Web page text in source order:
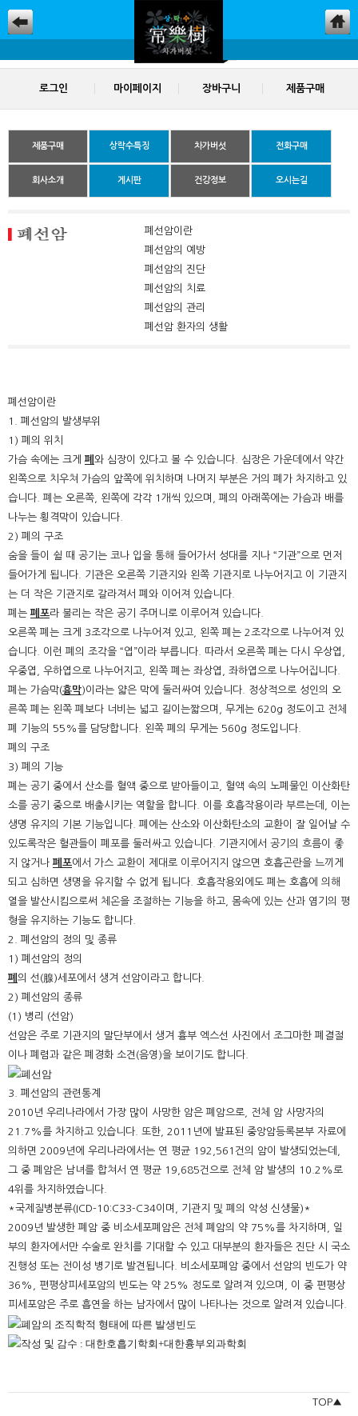
로그인 마이페이지 장바구니 제품구매
제품구매 상락수특징 차가버섯 전화구매
회사소개 게시판 건강정보 오시는길
폐선암이란
폐선암의 예방
폐선암의 진단
폐선암의 치료
폐선암의 관리
폐선암 환자의 생활
폐선암이란
1. 폐선암의 발생부위
1) 폐의 위치
가슴 속에는 크게폐 와 심장이 있다고 볼 수 있습니다. 심장은 가운데에서 약간
왼쪽으로 치우쳐 가슴의 앞쪽에 위치하며 나머지 부분은 거의 폐가 차지하고 있
습니다. 폐는 오른쪽, 왼쪽에 각각 1개씩 있으며, 폐의 아래쪽에는 가슴과 배를
나누는 횡격막이 있습니다.
2) 폐의 구조
숨을 들이 쉴 때 공기는 코나 입을 통해 들어가서 성대를 지나 “기관”으로 먼저
들어가게 됩니다. 기관은 오른쪽 기관지와 왼쪽 기관지로 나누어지고 이 기관지
는 더 작은 기관지로 갈라져서 폐와 이어져 있습니다.
폐는폐포라 불리는 작은 공기 주머니로 이루어져 있습니다.
오른쪽 폐는 크게 3조각으로 나누어져 있고, 왼쪽 폐는 2조각으로 나누어져 있
습니다. 이런 폐의 조각을 “엽”이라 부릅니다. 따라서 오른쪽 폐는 다시 우상엽,
우중엽, 우하엽으로 나누어지고, 왼쪽 폐는 좌상엽, 좌하엽으로 나누어집니다.
폐는 가슴막(흉막)이라는 얇은 막에 둘러싸여 있습니다. 정상적으로 성인의 오
른쪽 폐는 왼쪽 폐보다 너비는 넓고 길이는짧으며, 무게는 620g 정도이고 전체
폐 기능의 55%를 담당합니다. 왼쪽 폐의 무게는 560g 정도입니다.
폐의 구조
3) 폐의 기능
폐는 공기 중에서 산소를 혈액 중으로 받아들이고, 혈액 속의 노폐물인 이산화탄
소를 공기 중으로 배출시키는 역할을 합니다. 이를 호흡작용이라 부르는데, 이는
생명 유지의 기본 기능입니다. 폐에는 산소와 이산화탄소의 교환이 잘 일어날 수
있도록작은 혈관들이 폐포를 둘러싸고 있습니다. 기관지에서 공기의 흐름이 좋
지 않거나폐포에서 가스 교환이 제대로 이루어지지 않으면 호흡곤란을 느끼게
되고 심하면 생명을 유지할 수 없게 됩니다. 호흡작용외에도 폐는 호흡에 의해
열을 발산시킴으로써 체온을 조절하는 기능을 하고, 몸속에 있는 산과 염기의 평
형을 유지하는 기능도 합니다.
2. 폐선암의 정의 및 종류
1) 폐선암의 정의
폐 의 선(腺)세포에서 생겨 선암이라고 합니다.
2) 폐선암의 종류
(1) 병리 (선암)
선암은 주로 기관지의 말단부에서 생겨 흉부 엑스선 사진에서 조그마한 폐결절
이나 폐렴과 같은 폐경화 소견(음영)을 보이기도 합니다.
3. 폐선암의 관련통계
2010년 우리나라에서 가장 많이 사망한 암은 폐암으로, 전체 암 사망자의
21.7%를 차지하고 있습니다. 또한, 2011년에 발표된 중앙암등록본부 자료에
의하면 2009년에 우리나라에서는 연 평균 192,561건의 암이 발생되었는데,
그 중 폐암은 남녀를 합쳐서 연 평균 19,685건으로 전체 암 발생의 10.2%로
4위를 차지하였습니다.
*국제질병분류(ICD-10:C33-C34이며, 기관지 및 폐의 악성 신생물)*
2009년 발생한 폐암 중 비소세포폐암은 전체 폐암의 약 75%를 차지하며, 일
부의 환자에서만 수술로 완치를 기대할 수 있고 대부분의 환자들은 진단 시 국소
진행성 또는 전이성 병기로 발견됩니다. 비소세포폐암 중에서 선암의 빈도가 약
36%, 편평상피세포암의 빈도는 약 25% 정도로 알려져 있으며, 이 중 편평상
피세포암은 주로 흡연을 하는 남자에서 많이 나타나는 것으로 알려져 있습니다.
TOP▲